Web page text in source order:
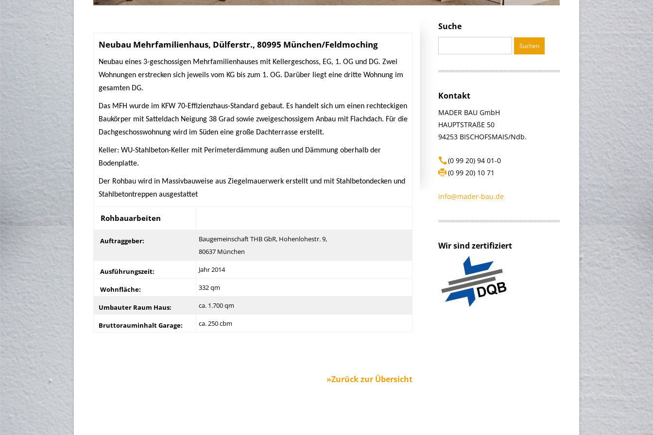
WASSERVERSORGUNG
STRASSENBAU
Neubau Mehrfamilienhaus, Dülferstr., 80995 München/Feldmoching
Neubau eines 3-geschossigen Mehrfamilienhauses mit Kellergeschoss, EG, 1. OG und DG. Zwei
Wohnungen erstrecken sich jeweils vom KG bis zum 1. OG. Darüber liegt eine dritte Wohnung im
gesamten DG.
Das MFH wurde im KFW 70-Effizienzhaus-Standard gebaut. Es handelt sich um einen rechteckigen
Baukörper mit Satteldach Neigung 38 Grad sowie zweigeschossigem Anbau mit Flachdach. Für die
Dachgeschosswohnung wird im Süden eine große Dachterrasse erstellt.
Keller: WU-Stahlbeton-Keller mit Perimeterdämmung außen und Dämmung oberhalb der
Bodenplatte.
Der Rohbau wird in Massivbauweise aus Ziegelmauerwerk erstellt und mit Stahlbetondecken und
Stahlbetontreppen ausgestattet
Rohbauarbeiten
Auftraggeber:
Baugemeinschaft THB GbR, Hohenlohestr. 9,
80637 München
Ausführungszeit: Jahr 2014
Wohnfläche: 332 qm
Umbauter Raum Haus: ca. 1.700 qm
Bruttorauminhalt Garage: ca. 250 cbm
»Zurück zur Übersicht
Suche
nach:
Kontakt
MADER BAU GmbH
HAUPTSTRAßE 50
94253 BISCHOFSMAIS/Ndb.
(0 99 20) 94 01-0
(0 99 20) 10 71
info@mader-bau.de
Wir sind zertifiziert